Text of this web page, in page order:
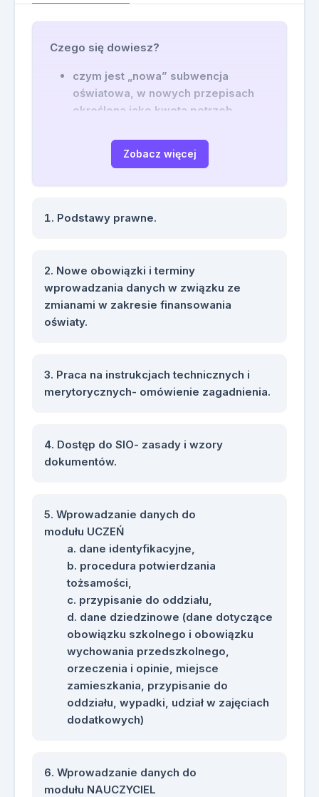
Czego się dowiesz?
czym jest „nowa” subwencja
oświatowa, w nowych przepisach
określona jako kwota potrzeb
jakie są nowe terminy związane z
naliczaniem i weryfikacją kwoty
samorządom za błędnie wypełnione
naliczania środków na kształcenie
specjalne uczniów z
niepełnosprawnością sprzężoną,
autyzmem i zespołem aspergea?
jakie obowiązki ma dyrektor szkoły
danych, które mają być
wprowadzane do SIO?
dlaczego poprawne wprowadzanie
jakie nowe funkcjonalności i zmiany
wprowadzono w aplikacji SIO?
subwencji oświatowej w nowym
systemie SIO?
na czym polegają zmiany w
przypisywaniu uczniów do
oddziałów podstawowych i
dodatkowych w aplikacji SIO?
jakie są potencjalne skutki
finansowe dla samorządów
wynikające z błędów w danych SIO?
w jaki sposób weryfikacja danych
na poziomie SIO wpływa na korekty
subwencji oświatowej?
Zobacz więcej
Podstawy prawne.
Nowe obowiązki i terminy
wprowadzania danych w związku ze
zmianami w zakresie finansowania
oświaty.
Praca na instrukcjach technicznych i
merytorycznych- omówienie zagadnienia.
Dostęp do SIO- zasady i wzory
dokumentów.
Wprowadzanie danych do
modułu UCZEŃ
dane identyfikacyjne,
procedura potwierdzania
tożsamości,
przypisanie do oddziału,
dane dziedzinowe (dane dotyczące
obowiązku szkolnego i obowiązku
wychowania przedszkolnego,
orzeczenia i opinie, miejsce
zamieszkania, przypisanie do
oddziału, wypadki, udział w zajęciach
dodatkowych)
Wprowadzanie danych do
modułu NAUCZYCIEL